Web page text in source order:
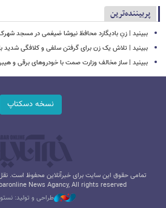
پربیننده‌ترین
ببینید | زنِ بادیگارد محافظ نیوشا ضیغمی در مسجد
ببینید | تلاش یک زن برای گرفتن سلفی و کلافگی شدید
ببینید | ساز مخالف وزارت صمت با خودروهای برقی و
نسخه دسکتاپ
تمامی حقوق این سایت برای خبرآنلاین محفوظ است.
News Agancy, All rights reserved
طراحی و تولید: